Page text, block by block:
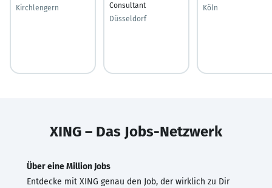
Kirchlengern
Consultant
Düsseldorf
Köln
XING – Das Jobs-Netzwerk
Über eine Million Jobs
Entdecke mit XING genau den Job, der wirklich zu Dir